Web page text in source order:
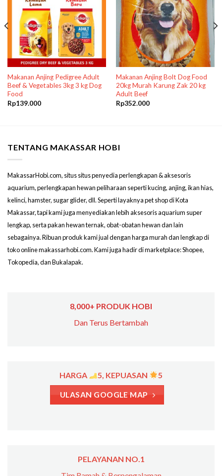
Makanan Anjing Pedigree Adult
Beef & Vegetables 3kg 3 kg Dog
Food
Rp139.000
Makanan Anjing Bolt Dog Food
20kg Murah Karung Zak 20 kg
Adult Beef
Rp352.000
TENTANG MAKASSAR HOBI
MakassarHobi.com, situs situs penyedia perlengkapan & aksesoris
aquarium, perlengkapan hewan peliharaan seperti kucing, anjing, ikan hias,
kelinci, hamster, sugar glider, dll. Seperti layaknya pet shop di Kota
Makassar, tapi kami juga menyediakan lebih aksesoris aquarium super
lengkap, serta pakan hewan ternak, obat-obatan hewan dan lain
sebagainya. Ribuan produk kami jual dengan harga murah dan lengkap di
toko online makassarhobi.com. Kami juga hadir di marketplace: Shopee,
Tokopedia, dan Bukalapak.
8,000+ PRODUK HOBI
Dan Terus Bertambah
HARGA 5, KEPUASAN 5
ULASAN GOOGLE MAP
PELAYANAN NO.1